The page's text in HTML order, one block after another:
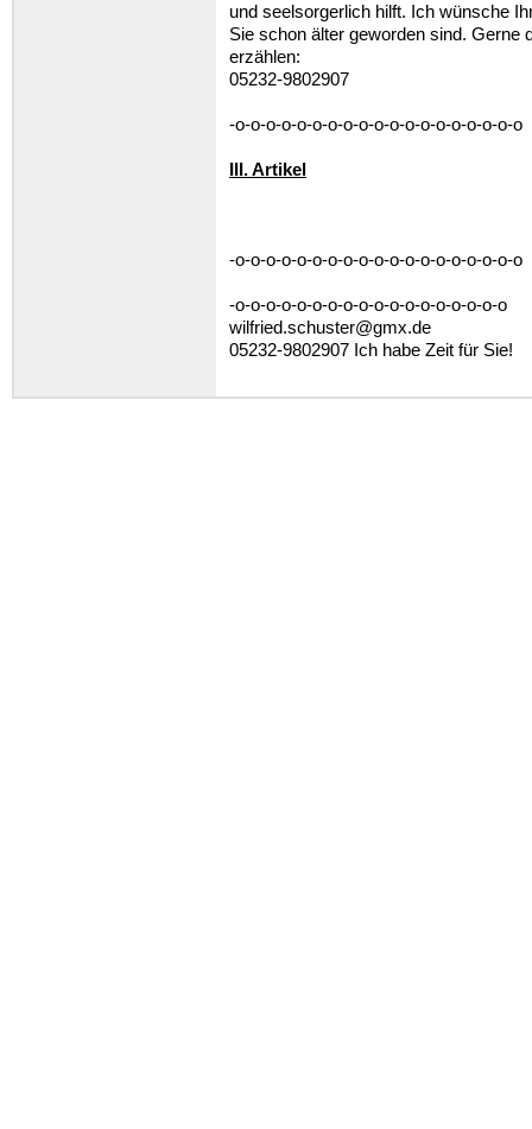
und seelsorgerlich hilft. Ich wünsche
Sie schon älter geworden sind. Gerne
erzählen:
05232-9802907
-o-o-o-o-o-o-o-o-o-o-o-o-o-o-o-o-o-o-o
III. Artikel
-o-o-o-o-o-o-o-o-o-o-o-o-o-o-o-o-o-o-o
-o-o-o-o-o-o-o-o-o-o-o-o-o-o-o-o-o-o
wilfried.schuster@gmx.de
05232-9802907 Ich habe Zeit für Sie!